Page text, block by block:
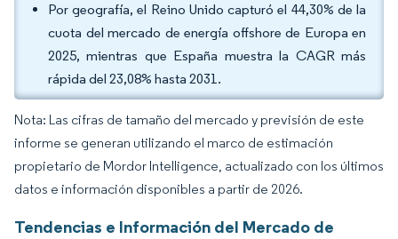
Por geografía, el Reino Unido capturó el 44,30% de la
cuota del mercado de energía offshore de Europa en
2025, mientras que España muestra la CAGR más
rápida del 23,08% hasta 2031.
Nota: Las cifras de tamaño del mercado y previsión de este
informe se generan utilizando el marco de estimación
propietario de Mordor Intelligence, actualizado con los últimos
datos e información disponibles a partir de 2026.
Tendencias e Información del Mercado de